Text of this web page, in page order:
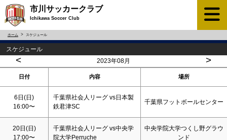
市川サッカークラブ
Ichikawa Soccer Club
ホーム スケジュール
スケジュール
< 2023年08月 >
日付 内容 場所
6日(日)
16:00〜
千葉県社会人リーグ vs日本製
鉄君津SC
千葉県フットボールセンター
20日(日)
17:00〜
千葉県社会人リーグ vs中央学
院大学Perruche
中央学院大学つくし野グラウ
ンド